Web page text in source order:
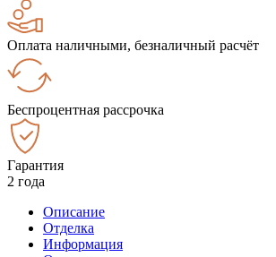
Оплата наличными, безналичный расчёт
Беспроцентная рассрочка
Гарантия
2 года
Описание
Отделка
Информация